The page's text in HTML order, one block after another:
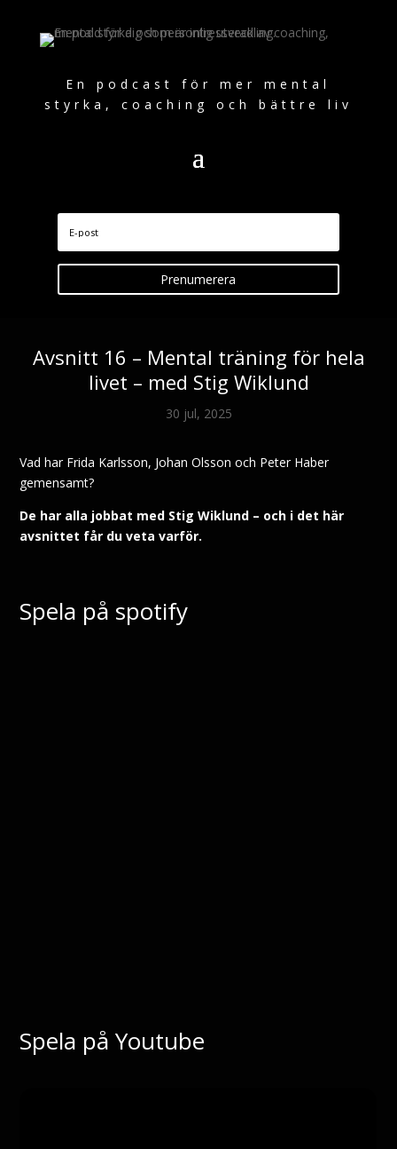
En podcast för mer mental
styrka, coaching och bättre liv
Prenumerera
Avsnitt 16 – Mental träning för hela
livet – med Stig Wiklund
30 jul, 2025
Vad har Frida Karlsson, Johan Olsson och Peter Haber
gemensamt?
De har alla jobbat med Stig Wiklund – och i det här
avsnittet får du veta varför.
Spela på spotify
Spela på Youtube